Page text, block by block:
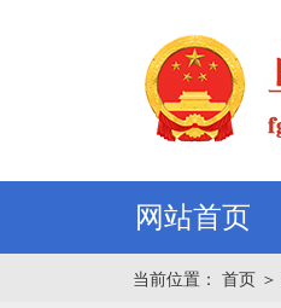
网站首页
当前位置： 首页 ＞